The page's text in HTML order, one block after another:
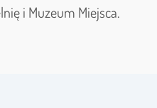
i Muzeum Miejsca.